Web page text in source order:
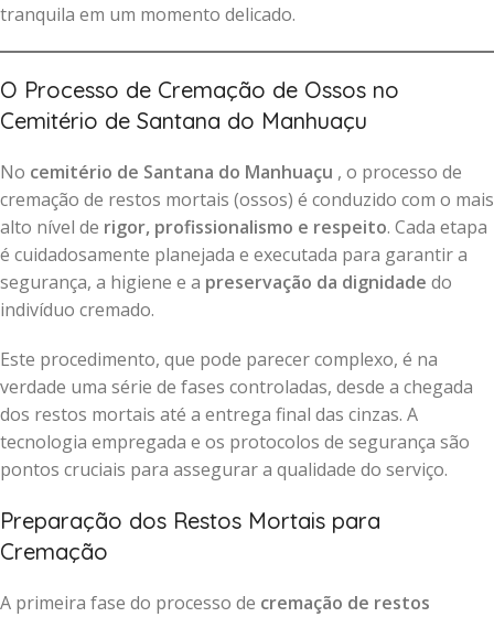
tranquila em um momento delicado.
O Processo de Cremação de Ossos no
Cemitério de Santana do Manhuaçu
No cemitério de Santana do Manhuaçu , o processo de
cremação de restos mortais (ossos) é conduzido com o mais
alto nível de rigor, profissionalismo e respeito. Cada etapa
é cuidadosamente planejada e executada para garantir a
segurança, a higiene e a preservação da dignidade do
indivíduo cremado.
Este procedimento, que pode parecer complexo, é na
verdade uma série de fases controladas, desde a chegada
dos restos mortais até a entrega final das cinzas. A
tecnologia empregada e os protocolos de segurança são
pontos cruciais para assegurar a qualidade do serviço.
Preparação dos Restos Mortais para
Cremação
A primeira fase do processo de cremação de restos